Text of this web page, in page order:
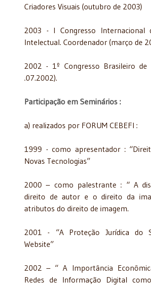
Criadores Visuais (outubro de 2003)
2003 - I Congresso Internacional
Intelectual. Coordenador (março de
2002 - 1º Congresso Brasileiro de
.07.2002).
Participação em Seminários :
a) realizados por FORUM CEBEFI :
1999 - como apresentador :
Novas Tecnologias”
2000 – como palestrante : “ A
direito de autor e o direito da
atributos do direito de imagem.
2001 - “A Proteção Jurídica do
Website”
2002 – “ A Importância
Redes de Informação Digital